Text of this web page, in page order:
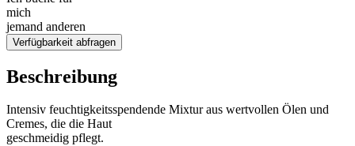
mich
jemand anderen
Verfügbarkeit abfragen
Beschreibung
Intensiv feuchtigkeitsspendende Mixtur aus wertvollen Ölen und
Cremes, die die Haut
geschmeidig pflegt.